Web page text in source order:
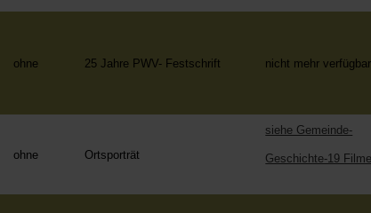
ohne 25 Jahre PWV- Festschrift nicht mehr verfügbar
ohne Ortsporträt
siehe Gemeinde-
Geschichte-19